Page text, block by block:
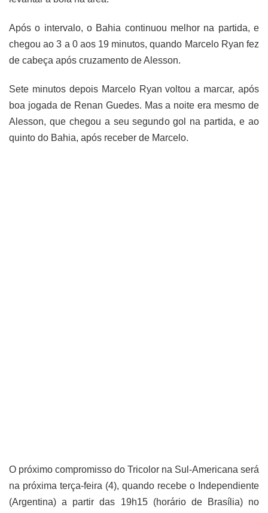
Após o intervalo, o Bahia continuou melhor na partida, e
chegou ao 3 a 0 aos 19 minutos, quando Marcelo Ryan fez
de cabeça após cruzamento de Alesson.
Sete minutos depois Marcelo Ryan voltou a marcar, após
boa jogada de Renan Guedes. Mas a noite era mesmo de
Alesson, que chegou a seu segundo gol na partida, e ao
quinto do Bahia, após receber de Marcelo.
O próximo compromisso do Tricolor na Sul-Americana será
na próxima terça-feira (4), quando recebe o Independiente
(Argentina) a partir das 19h15 (horário de Brasília) no